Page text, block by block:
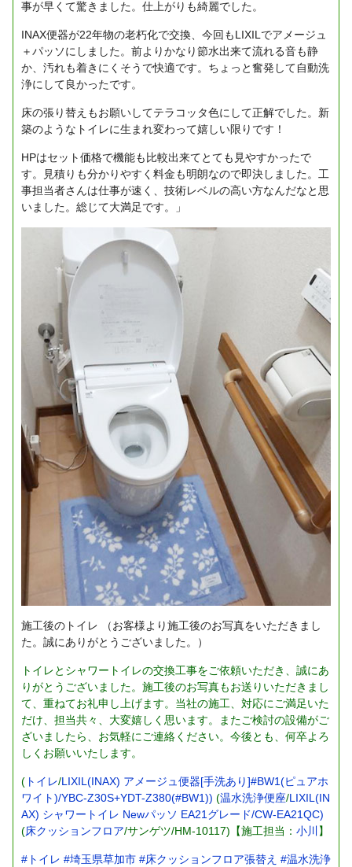
事が早くて驚きました。仕上がりも綺麗でした。
INAX便器が22年物の老朽化で交換、今回もLIXILでアメージュ
＋パッソにしました。前よりかなり節水出来て流れる音も静
か、汚れも着きにくそうで快適です。ちょっと奮発して自動洗
浄にして良かったです。
床の張り替えもお願いしてテラコッタ色にして正解でした。新
築のようなトイレに生まれ変わって嬉しい限りです！
HPはセット価格で機能も比較出来てとても見やすかったで
す。見積りも分かりやすく料金も明朗なので即決しました。工
事担当者さんは仕事が速く、技術レベルの高い方なんだなと思
いました。総じて大満足です。」
施工後のトイレ （お客様より施工後のお写真をいただきまし
た。誠にありがとうございました。）
トイレとシャワートイレの交換工事をご依頼いただき、誠にあ
りがとうございました。施工後のお写真もお送りいただきまし
て、重ねてお礼申し上げます。当社の施工、対応にご満足いた
だけ、担当共々、大変嬉しく思います。またご検討の設備がご
ざいましたら、お気軽にご連絡ください。今後とも、何卒よろ
しくお願いいたします。
( トイレ/LIXIL(INAX) アメージュ便器[手洗あり]#BW1(ピュアホ
ワイト)/YBC-Z30S+YDT-Z380(#BW1)) (温水洗浄便座/LIXIL(IN
AX) シャワートイレ Newパッソ EA21グレード/CW-EA21QC)
(床クッションフロア/サンゲツ/HM-10117)【施工担当： 小川 】
#トイレ #埼玉県草加市 #床クッションフロア張替え #温水洗浄